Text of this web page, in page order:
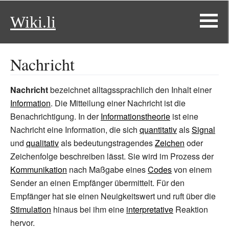
Wiki.li
Nachricht
Nachrichtbezeichnet alltagssprachlich den Inhalt einer
Information. Die Mitteilung einer Nachricht ist die
Benachrichtigung. In derInformationstheorie ist eine
Nachricht eine Information, die sich quantitativalsSignal
und qualitativals bedeutungstragendesZeichen oder
Zeichenfolge beschreiben lässt. Sie wird im Prozess der
Kommunikation nach Maßgabe einesCodesvon einem
Sender an einen Empfänger übermittelt. Für den
Empfänger hat sie einen Neuigkeitswert und ruft über die
Stimulation hinaus bei ihm eine interpretative Reaktion
hervor.